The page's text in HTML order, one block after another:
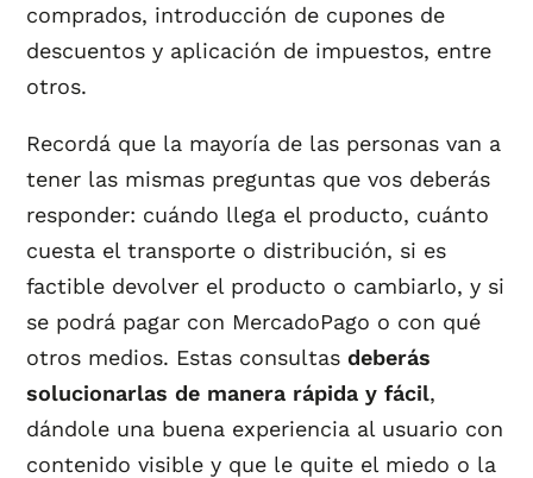
comprados, introducción de cupones de
descuentos y aplicación de impuestos, entre
otros.
Recordá que la mayoría de las personas van a
tener las mismas preguntas que vos deberás
responder: cuándo llega el producto, cuánto
cuesta el transporte o distribución, si es
factible devolver el producto o cambiarlo, y si
se podrá pagar con MercadoPago o con qué
otros medios. Estas consultas deberás
solucionarlas de manera rápida y fácil,
dándole una buena experiencia al usuario con
contenido visible y que le quite el miedo o la